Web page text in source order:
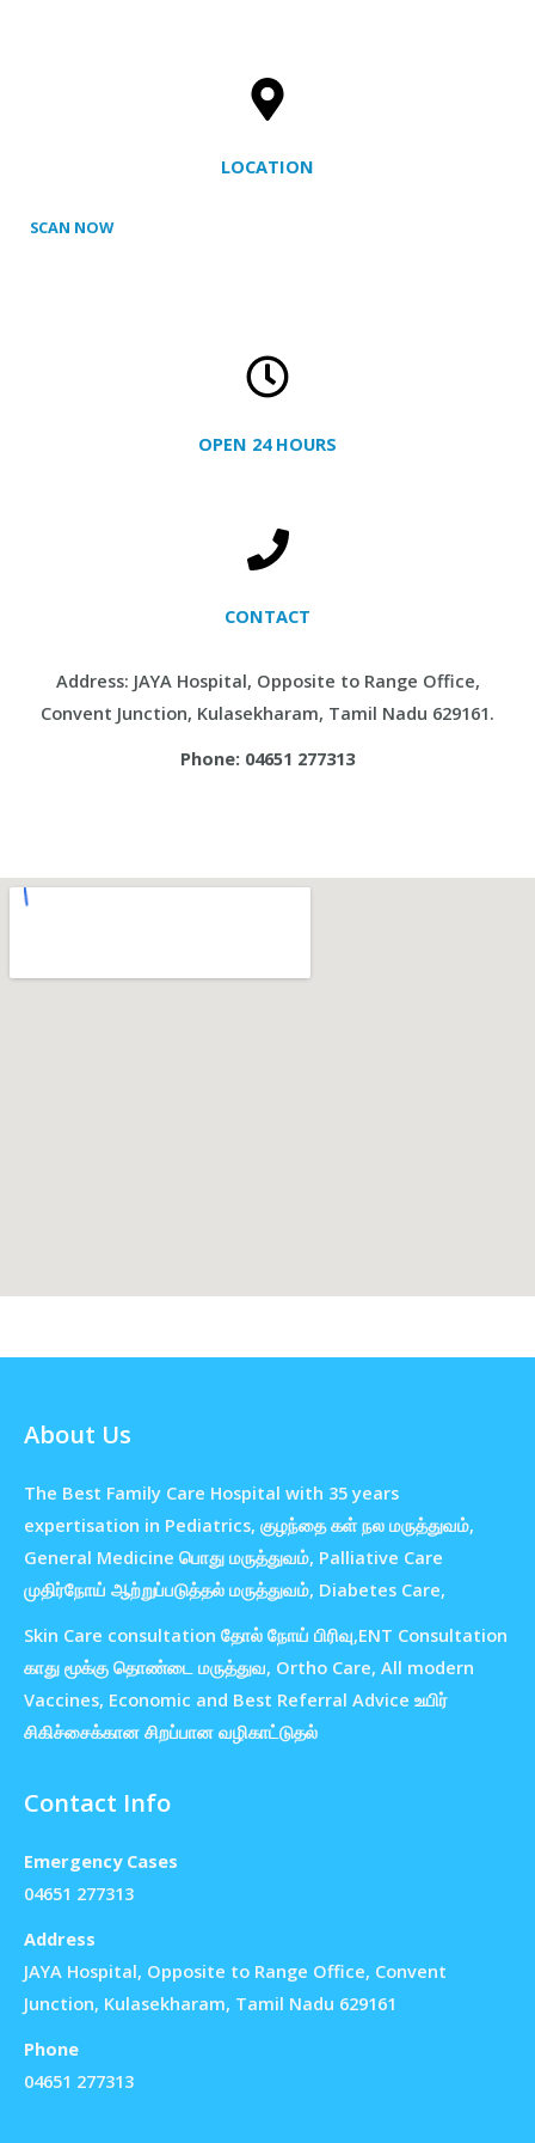
LOCATION
SCAN NOW
OPEN 24 HOURS
CONTACT
Address: JAYA Hospital, Opposite to Range Office,
Convent Junction, Kulasekharam, Tamil Nadu 629161.
Phone: 04651 277313
About Us
The Best Family Care Hospital with 35 years
expertisation in Pediatrics, குழந்தை கள் நல மருத்துவம்,
General Medicine பொது மருத்துவம், Palliative Care
முதிர்நோய் ஆற்றுப்படுத்தல் மருத்துவம், Diabetes Care,
Skin Care consultation தோல் நோய் பிரிவு,ENT Consultation
காது மூக்கு தொண்டை மருத்துவ, Ortho Care, All modern
Vaccines, Economic and Best Referral Advice உயிர்
சிகிச்சைக்கான சிறப்பான வழிகாட்டுதல்
Contact Info
Emergency Cases
04651 277313
Address
JAYA Hospital, Opposite to Range Office, Convent
Junction, Kulasekharam, Tamil Nadu 629161
Phone
04651 277313